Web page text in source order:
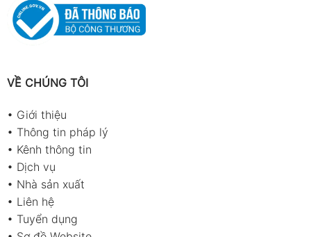
VỀ CHÚNG TÔI
• Giới thiệu
• Thông tin pháp lý
• Kênh thông tin
• Dịch vụ
• Nhà sản xuất
• Liên hệ
• Tuyển dụng